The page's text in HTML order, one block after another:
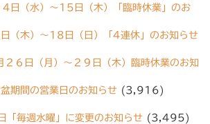
日（水）〜15日（木）「臨時休業」のお
（木）〜18日（日）「4連休」のお知らせ
２６日（月）〜２９日（木）臨時休業のお知
期間の営業日のお知らせ (3,916)
「毎週水曜」に変更のお知らせ (3,495)